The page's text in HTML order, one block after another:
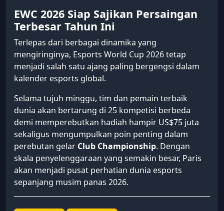
EWC 2026 Siap Sajikan Persaingan
Terbesar Tahun Ini
Terlepas dari berbagai dinamika yang
mengiringinya, Esports World Cup 2026 tetap
menjadi salah satu ajang paling bergengsi dalam
kalender esports global.
Selama tujuh minggu, tim dan pemain terbaik
dunia akan bertarung di 25 kompetisi berbeda
demi memperebutkan hadiah hampir US$75 juta
sekaligus mengumpulkan poin penting dalam
perebutan gelar Club Championship. Dengan
skala penyelenggaraan yang semakin besar, Paris
akan menjadi pusat perhatian dunia esports
sepanjang musim panas 2026.